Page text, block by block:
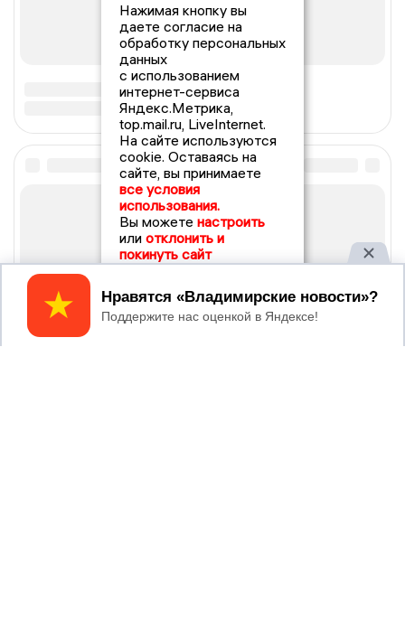
Нажимая кнопку вы
даете согласие на
обработку персональных
данных
с использованием
интернет-сервиса
Яндекс.Метрика,
top.mail.ru, LiveInternet.
На сайте используются
cookie. Оставаясь на
сайте, вы принимаете
все условия
использования.
Вы можете настроить
или отклонить и
покинуть сайт
Принять